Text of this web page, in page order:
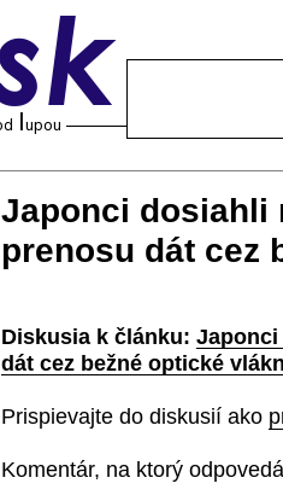
Japonci
prenosu dát cez
Diskusia k článku:
dát cez bežné optické
Prispievajte do diskusií ako
Komentár, na ktorý